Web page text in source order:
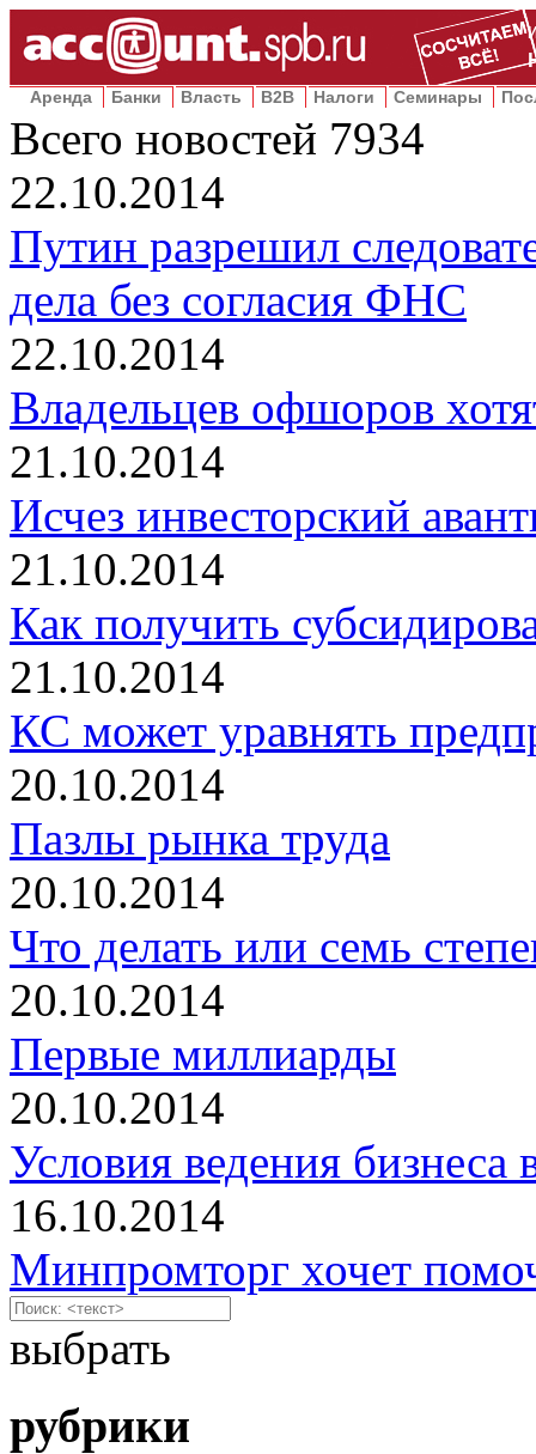
Аренда Банки Власть B2B Налоги Семинары
Всего новостей 7934
22.10.2014
Путин разрешил
дела без согласия ФНС
22.10.2014
Владельцев офшоров
21.10.2014
Исчез инвесторский
21.10.2014
Как получить
21.10.2014
КС может уравнять
20.10.2014
Пазлы рынка труда
20.10.2014
Что делать или семь
20.10.2014
Первые миллиарды
20.10.2014
Условия ведения
16.10.2014
Минпромторг хочет
выбрать
рубрики